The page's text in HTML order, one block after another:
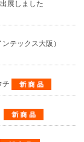
展しました
テックス大阪）
チ